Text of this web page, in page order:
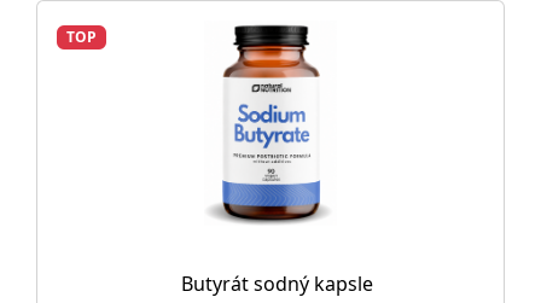
TOP
Butyrát sodný kapsle